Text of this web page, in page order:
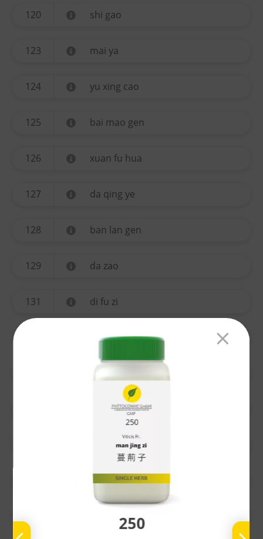
250
120 shi gao
123 mai ya
124 yu xing cao
125 bai mao gen
126 xuan fu hua
127 da qing ye
128 ban lan gen
129 da zao
131 di fu zi
yi mu cao
ting li zi
chuan xiong
gao ben
nu zhen zi